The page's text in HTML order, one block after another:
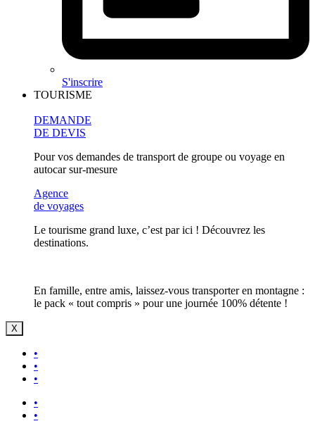
S'inscrire
TOURISME
DEMANDE
DE DEVIS
Pour vos demandes de transport de groupe ou voyage en
autocar sur-mesure
Agence
de voyages
Le tourisme grand luxe, c’est par ici ! Découvrez les
destinations.
En famille, entre amis, laissez-vous transporter en montagne :
le pack « tout compris » pour une journée 100% détente !
X
•
•
•
•
•